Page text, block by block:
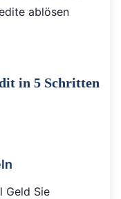
ablösen
in 5 Schritten
Geld Sie